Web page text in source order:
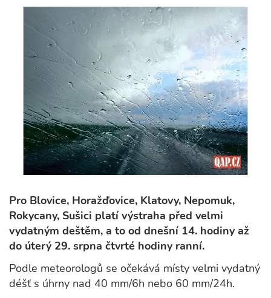
Pro Blovice, Horažďovice, Klatovy, Nepomuk,
Rokycany, Sušici platí výstraha před velmi
vydatným deštěm, a to od dnešní 14. hodiny až
do úterý 29. srpna čtvrté hodiny ranní.
Podle meteorologů se očekává místy velmi vydatný
déšť s úhrny nad 40 mm/6h nebo 60 mm/24h.